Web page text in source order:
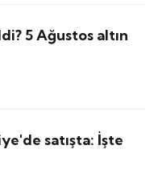
5 Ağustos altın
satışta: İşte